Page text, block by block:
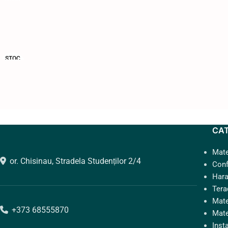
STOC
or. Chisinau, Stradela Studenților 2/4
+373 68555870